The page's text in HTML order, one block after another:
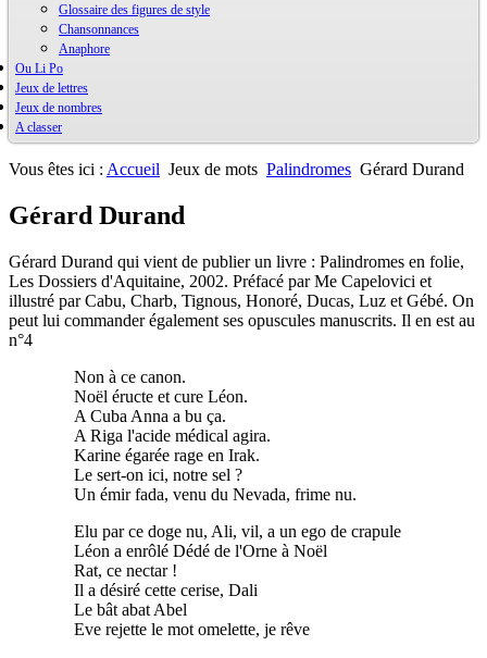
Glossaire des figures de style
Chansonnances
Anaphore
Ou Li Po
OuLiPo
Base de la Bibliothèque Oulipienne
Oulipiens
G. Perec
Bibliographie
Alphabet
La vie mode d'emploi
Ecrit par des oulipiens
Jeux de lettres
Jeux de nombres
Ludimath
Base Ludimath
Ludimaths : bibliographie
Carrés magiques
Jouez carré
A classer
Vous êtes ici : Accueil Jeux de mots Palindromes Gérard Durand
Gérard Durand
Gérard Durand qui vient de publier un livre : Palindromes en folie,
Les Dossiers d'Aquitaine, 2002. Préfacé par Me Capelovici et
illustré par Cabu, Charb, Tignous, Honoré, Ducas, Luz et Gébé. On
peut lui commander également ses opuscules manuscrits. Il en est au
n°4
Non à ce canon.
Noël éructe et cure Léon.
A Cuba Anna a bu ça.
A Riga l'acide médical agira.
Karine égarée rage en Irak.
Le sert-on ici, notre sel ?
Un émir fada, venu du Nevada, frime nu.
Elu par ce doge nu, Ali, vil, a un ego de crapule
Léon a enrôlé Dédé de l'Orne à Noël
Rat, ce nectar !
Il a désiré cette cerise, Dali
Le bât abat Abel
Eve rejette le mot omelette, je rêve